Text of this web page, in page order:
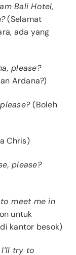
Bali Hotel,
(Selamat
ada yang
please?
Ardana?)
(Boleh
Chris)
please?
meet me in
untuk
kantor besok)
try to